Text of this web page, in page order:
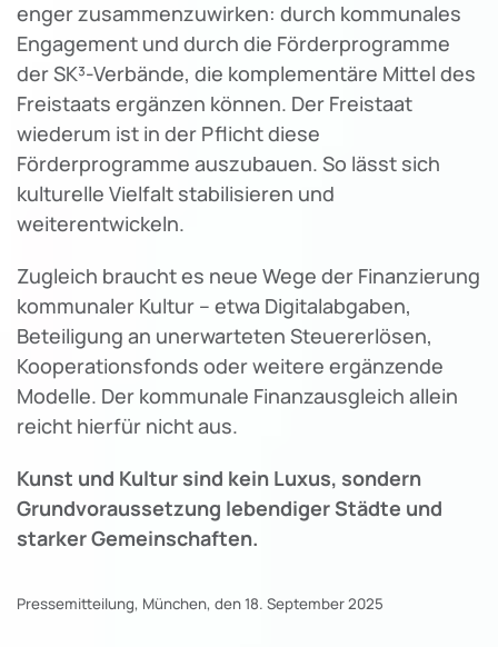
enger zusammenzuwirken: durch kommunales
Engagement und durch die Förderprogramme
der SK³-Verbände, die komplementäre Mittel des
Freistaats ergänzen können. Der Freistaat
wiederum ist in der Pflicht diese
Förderprogramme auszubauen. So lässt sich
kulturelle Vielfalt stabilisieren und
weiterentwickeln.
Zugleich braucht es neue Wege der Finanzierung
kommunaler Kultur – etwa Digitalabgaben,
Beteiligung an unerwarteten Steuererlösen,
Kooperationsfonds oder weitere ergänzende
Modelle. Der kommunale Finanzausgleich allein
reicht hierfür nicht aus.
Kunst und Kultur sind kein Luxus, sondern
Grundvoraussetzung lebendiger Städte und
starker Gemeinschaften.
Pressemitteilung, München, den 18. September 2025